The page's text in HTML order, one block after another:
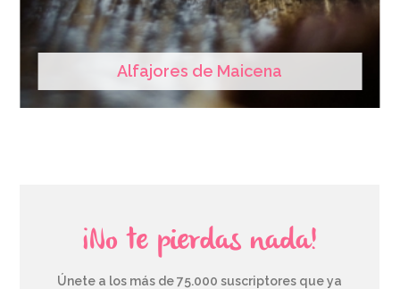
Alfajores de Maicena
¡No te pierdas nada!
Únete a los más de 75.000 suscriptores que ya